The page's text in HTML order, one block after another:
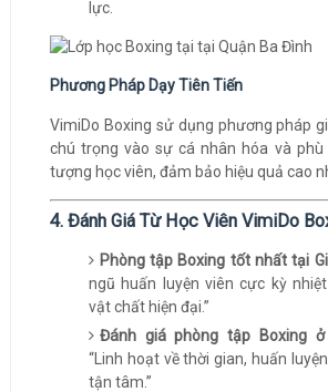
lực.
Phương Pháp Dạy Tiên Tiến
VimiDo Boxing sử dụng phương pháp
chú trọng vào sự cá nhân hóa và
tượng học viên, đảm bảo hiệu quả cao
4. Đánh Giá Từ Học Viên VimiDo
Phòng tập Boxing tốt nhất tại
ngũ huấn luyện viên cực kỳ
vật chất hiện đại.”
Đánh giá phòng tập Boxing
“Linh hoạt về thời gian, huấn
tận tâm.”